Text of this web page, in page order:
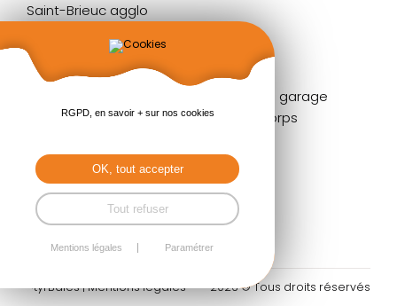
Saint-Brieuc agglo
Liens rapides
Portes d'entrée
Baies coulissantes
Portails & clôtures
Portes de garage
Garde-corps
Pergolas
Styl'Baies |Mentions légales 2026 © Tous droits réservés
RGPD, en savoir + sur nos cookies
OK, tout accepter
Tout refuser
Mentions légales Paramétrer